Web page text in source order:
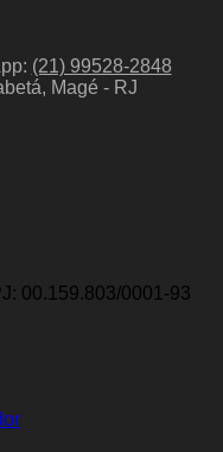
(21) 99528-2848
Magé - RJ
00.159.803/0001-93